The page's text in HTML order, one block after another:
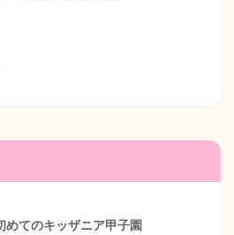
めてのキッザニア甲子園